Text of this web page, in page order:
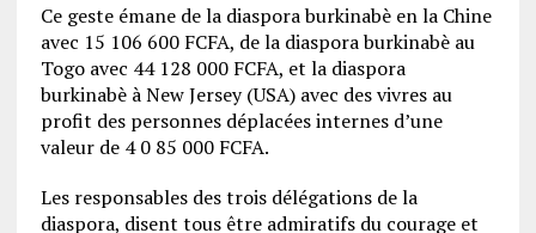
Ce geste émane de la diaspora burkinabè en la Chine
avec 15 106 600 FCFA, de la diaspora burkinabè au
Togo avec 44 128 000 FCFA, et la diaspora
burkinabè à New Jersey (USA) avec des vivres au
profit des personnes déplacées internes d’une
valeur de 4 0 85 000 FCFA.
Les responsables des trois délégations de la
diaspora, disent tous être admiratifs du courage et